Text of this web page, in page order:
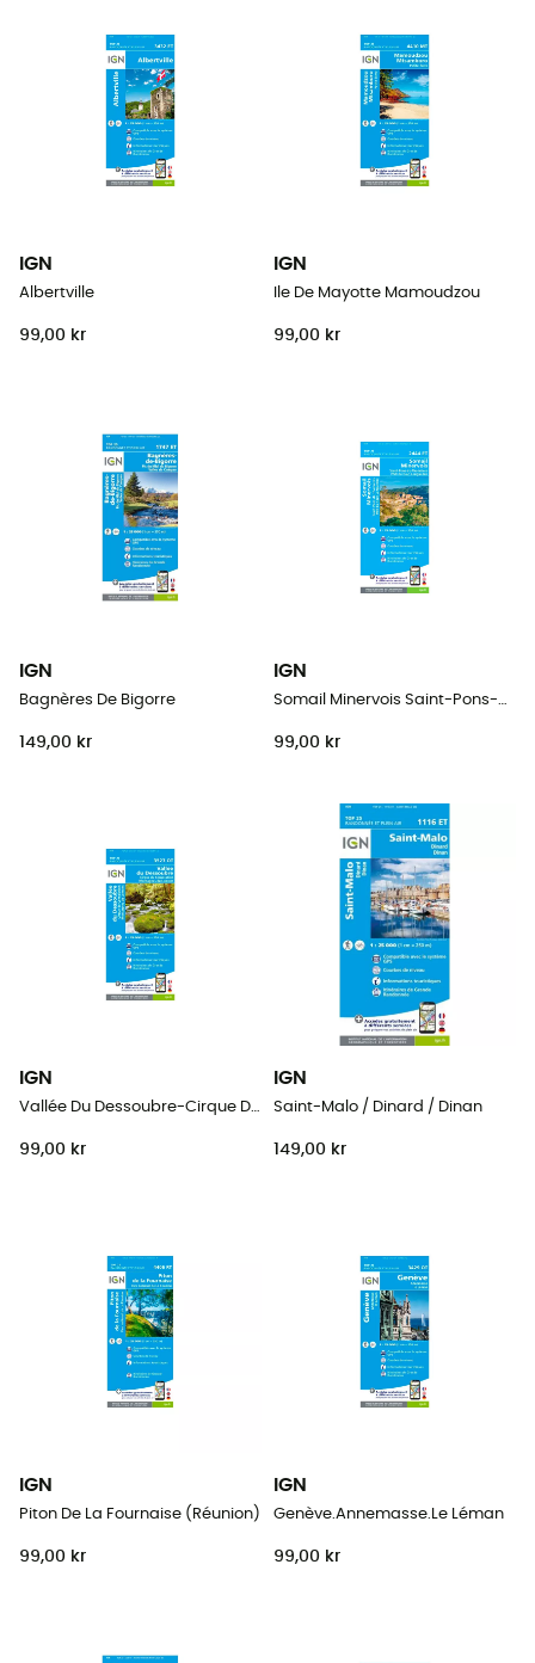
IGN
Albertville
99,00 kr
IGN
Ile De Mayotte Mamoudzou
99,00 kr
IGN
Bagnères De Bigorre
149,00 kr
IGN
Somail Minervois Saint-Pons-De-Thomières.Pnr Du Haut Languedoc
99,00 kr
IGN
Vallée Du Dessoubre-Cirque De Consolation.Montagnes Du Lomont
99,00 kr
IGN
Saint-Malo / Dinard / Dinan
149,00 kr
IGN
Piton De La Fournaise (Réunion)
99,00 kr
IGN
Genève.Annemasse.Le Léman
99,00 kr